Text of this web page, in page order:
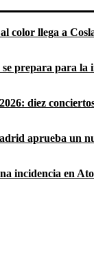
color llega a
prepara para la
diez
aprueba un
incidencia en